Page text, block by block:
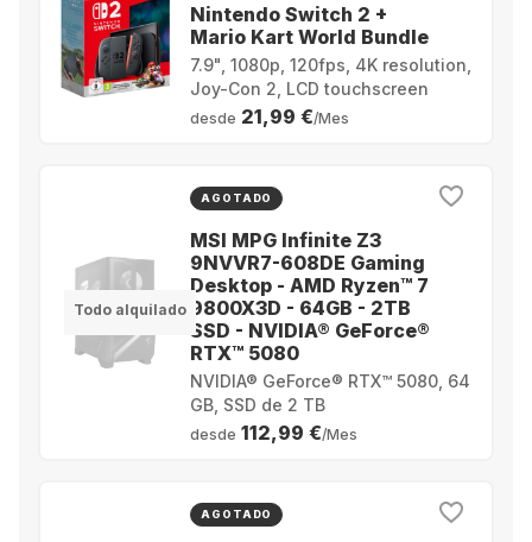
Nintendo Switch 2 +
Mario Kart World Bundle
7.9", 1080p, 120fps, 4K resolution,
Joy-Con 2, LCD touchscreen
desde 21,99 €/Mes
Todo alquilado
AGOTADO
MSI MPG Infinite Z3
9NVVR7-608DE Gaming
Desktop - AMD Ryzen™ 7
9800X3D - 64GB - 2TB
SSD - NVIDIA® GeForce®
RTX™ 5080
NVIDIA® GeForce® RTX™ 5080, 64
GB, SSD de 2 TB
desde 112,99 €/Mes
AGOTADO